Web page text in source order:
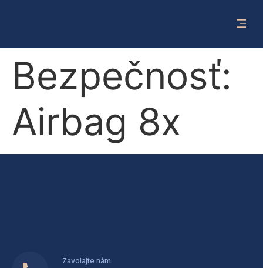
Bezpečnosť:
Airbag 8x
Zavolajte nám